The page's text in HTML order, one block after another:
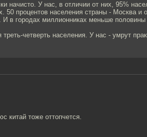
начисто. У нас, в отличии от них, 95%
50 процентов населения страны - Москва и
И в городах миллионниках меньше половины
четверть населения. У нас - умрут
китай тоже оттопчется.